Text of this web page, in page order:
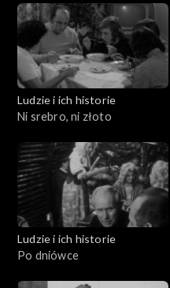
Ludzie i ich historie
Ni srebro, ni złoto
Ludzie i ich historie
Po dniówce